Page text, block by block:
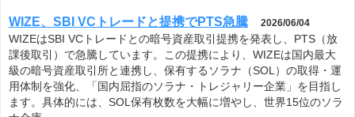
WIZE、SBI VCトレードと提携でPTS急騰 2026/06/04
WIZEはSBI VCトレードとの暗号資産取引提携を発表し、PTS（放
課後取引）で急騰しています。この提携により、WIZEは国内最大
級の暗号資産取引所と連携し、保有するソラナ（SOL）の取得・運
用体制を強化、「国内屈指のソラナ・トレジャリー企業」を目指し
ます。具体的には、SOL保有枚数を大幅に増やし、世界15位のソラ